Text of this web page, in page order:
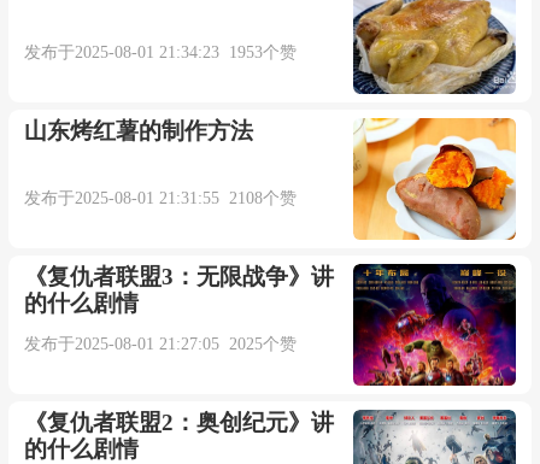
发布于2025-08-01 21:34:23 1953个赞
山东烤红薯的制作方法
发布于2025-08-01 21:31:55 2108个赞
《复仇者联盟3：无限战争》讲
的什么剧情
发布于2025-08-01 21:27:05 2025个赞
《复仇者联盟2：奥创纪元》讲
的什么剧情